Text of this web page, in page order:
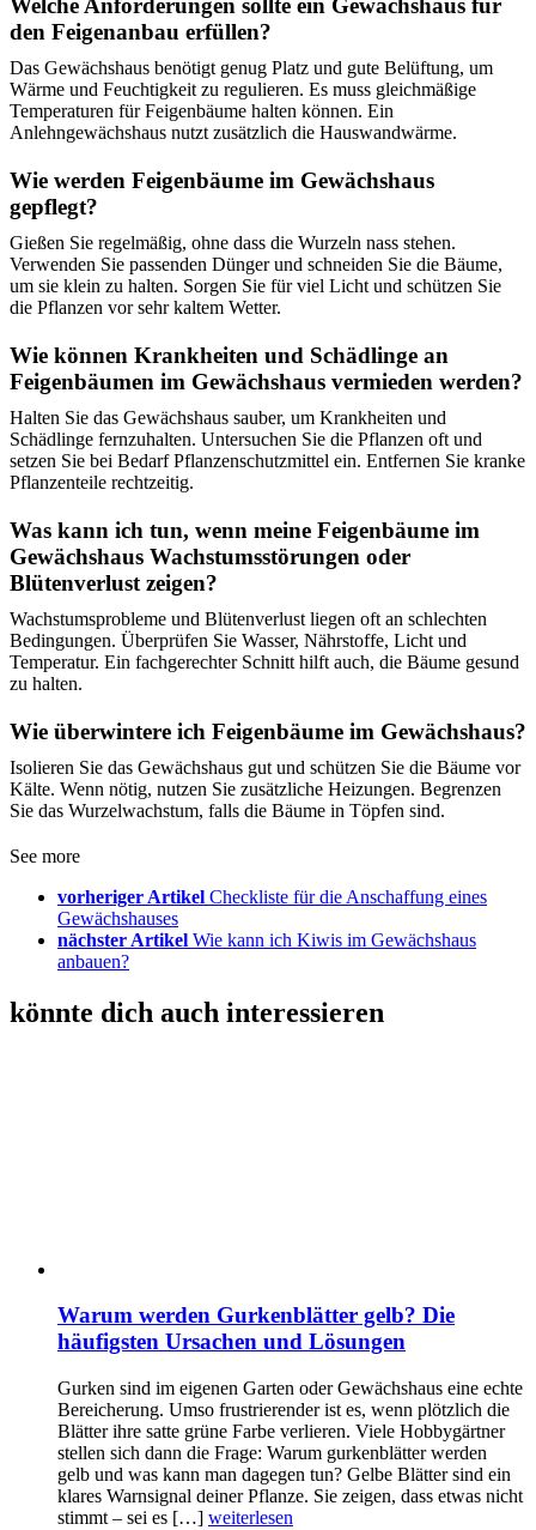
Welche Anforderungen sollte ein Gewächshaus für
den Feigenanbau erfüllen?
Das Gewächshaus benötigt genug Platz und gute Belüftung, um
Wärme und Feuchtigkeit zu regulieren. Es muss gleichmäßige
Temperaturen für Feigenbäume halten können. Ein
Anlehngewächshaus nutzt zusätzlich die Hauswandwärme.
Wie werden Feigenbäume im Gewächshaus
gepflegt?
Gießen Sie regelmäßig, ohne dass die Wurzeln nass stehen.
Verwenden Sie passenden Dünger und schneiden Sie die Bäume,
um sie klein zu halten. Sorgen Sie für viel Licht und schützen Sie
die Pflanzen vor sehr kaltem Wetter.
Wie können Krankheiten und Schädlinge an
Feigenbäumen im Gewächshaus vermieden werden?
Halten Sie das Gewächshaus sauber, um Krankheiten und
Schädlinge fernzuhalten. Untersuchen Sie die Pflanzen oft und
setzen Sie bei Bedarf Pflanzenschutzmittel ein. Entfernen Sie kranke
Pflanzenteile rechtzeitig.
Was kann ich tun, wenn meine Feigenbäume im
Gewächshaus Wachstumsstörungen oder
Blütenverlust zeigen?
Wachstumsprobleme und Blütenverlust liegen oft an schlechten
Bedingungen. Überprüfen Sie Wasser, Nährstoffe, Licht und
Temperatur. Ein fachgerechter Schnitt hilft auch, die Bäume gesund
zu halten.
Wie überwintere ich Feigenbäume im Gewächshaus?
Isolieren Sie das Gewächshaus gut und schützen Sie die Bäume vor
Kälte. Wenn nötig, nutzen Sie zusätzliche Heizungen. Begrenzen
Sie das Wurzelwachstum, falls die Bäume in Töpfen sind.
See more
vorheriger Artikel Checkliste für die Anschaffung eines
Gewächshauses
nächster Artikel Wie kann ich Kiwis im Gewächshaus
anbauen?
könnte dich auch interessieren
Warum werden Gurkenblätter gelb? Die
häufigsten Ursachen und Lösungen
Gurken sind im eigenen Garten oder Gewächshaus eine echte
Bereicherung. Umso frustrierender ist es, wenn plötzlich die
Blätter ihre satte grüne Farbe verlieren. Viele Hobbygärtner
stellen sich dann die Frage: Warum gurkenblätter werden
gelb und was kann man dagegen tun? Gelbe Blätter sind ein
klares Warnsignal deiner Pflanze. Sie zeigen, dass etwas nicht
stimmt – sei es […] weiterlesen